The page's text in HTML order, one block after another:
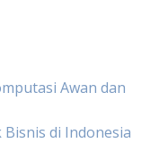
Awan dan
di Indonesia